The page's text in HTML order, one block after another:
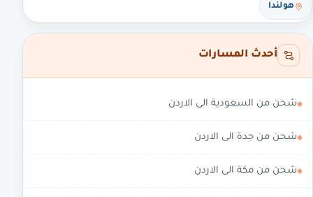
هولندا
أحدث المسارات
شحن من السعودية الى الاردن
شحن من جدة الى الاردن
شحن من مكة الى الاردن